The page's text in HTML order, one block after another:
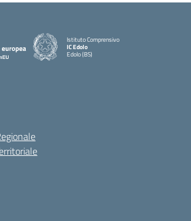
Istituto Comprensivo
IC Edolo
Edolo (BS)